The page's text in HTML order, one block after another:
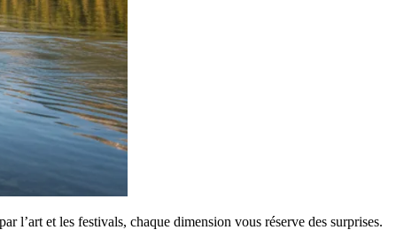
l’art et les festivals, chaque dimension vous réserve des surprises.